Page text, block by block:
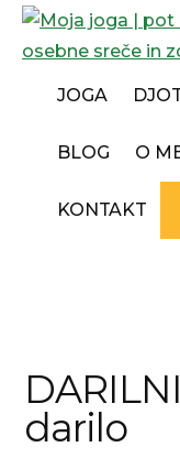
Preskoči
glavno
Skip
footer
menu
Moja
joga
do
skupine
posameznike,
svetovanja
JOGA
BLOG O
KONTAKT
darilo